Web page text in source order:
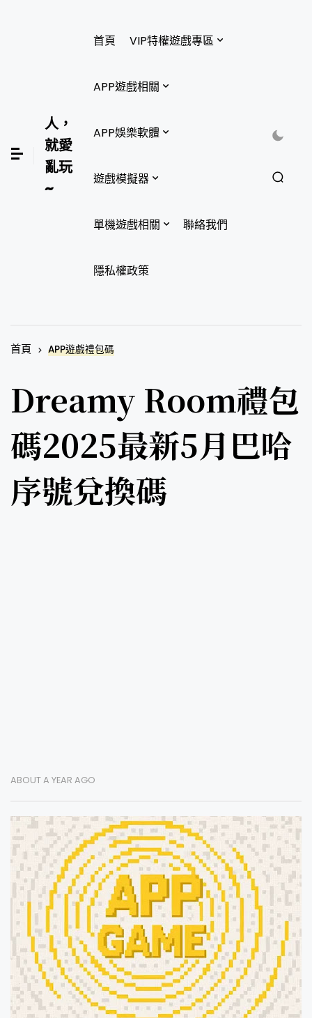
人，
就愛
亂玩
~
首頁 VIP特權遊戲專區
APP遊戲相關
APP娛樂軟體
遊戲模擬器
單機遊戲相關 聯絡我們
隱私權政策
首頁 APP遊戲禮包碼
Dreamy Room禮包
碼2025最新5月巴哈
序號兌換碼
ABOUT A YEAR AGO